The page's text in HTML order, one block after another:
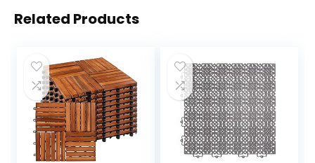
Related Products